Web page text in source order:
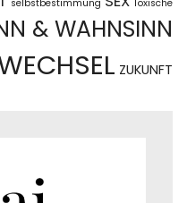
selbstbestimmung Toxische
& WAHNSINN
ZUKUNFT